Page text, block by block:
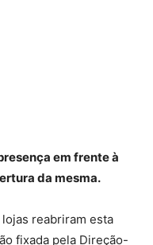
em frente à
da mesma.
reabriram esta
fixada pela Direção-